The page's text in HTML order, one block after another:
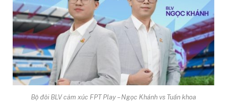
Bộ đôi BLV cảm xúc FPT Play – Ngọc Khánh vs Tuấn khoa